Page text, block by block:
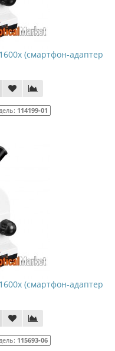
(смартфон-адаптер
114199-01
(смартфон-адаптер
115693-06